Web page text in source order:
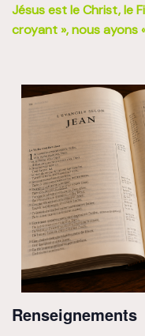
Jésus est le Christ, le
croyant », nous ayons
Renseignements